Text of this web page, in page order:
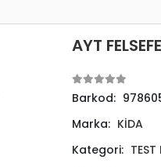
AYT
Barkod:
Marka: KİDA
Kategori: TEST